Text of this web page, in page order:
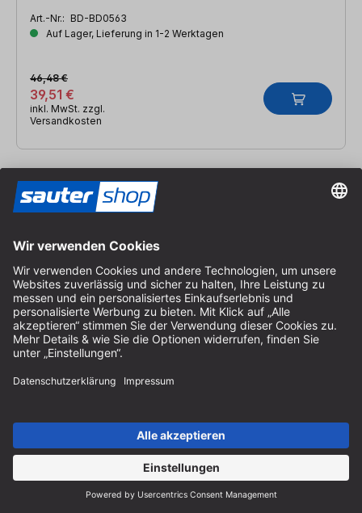
Art.-Nr.: BD-BD0563
Auf Lager, Lieferung in 1-2 Werktagen
39,51 €
46,48 €
inkl. MwSt. zzgl.
Versandkosten
Läuft wie geschmiert
Ballistol steht seit Jahrzehnten für zuverlässige
Pflege-, Schutz- und Schmiermittel. Besonders
bekannt ist das Ballistol Universalöl, das medizinisch
unserem Sortiment finden Sie auch spezialisierte
Eine durchdachte und handgelesene Auswahl für
den Alltag in jeder Werkstatt.